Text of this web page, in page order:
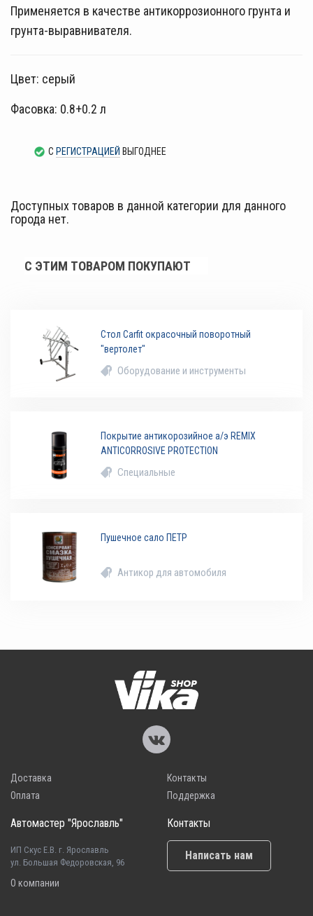
Применяется в качестве антикоррозионного грунта и
грунта-выравнивателя.
Цвет: серый
Фасовка: 0.8+0.2 л
С РЕГИСТРАЦИЕЙ ВЫГОДНЕЕ
Доступных товаров в данной категории для данного
города нет.
С ЭТИМ ТОВАРОМ ПОКУПАЮТ
Стол Carfit окрасочный поворотный
"вертолет"
Оборудование и инструменты
Покрытие антикорозийное а/э REMIX
ANTICORROSIVE PROTECTION
Специальные
Пушечное сало ПЕТР
Антикор для автомобиля
Доставка
Оплата
Контакты
Поддержка
Автомастер "Ярославль"
ИП Скус Е.В. г. Ярославль
ул. Большая Федоровская, 96
О компании
Контакты
Написать нам